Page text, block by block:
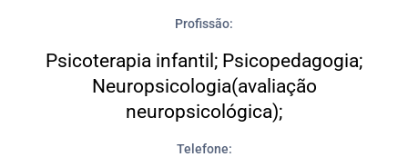
Profissão:
Psicoterapia infantil; Psicopedagogia;
Neuropsicologia(avaliação
neuropsicológica);
Telefone: